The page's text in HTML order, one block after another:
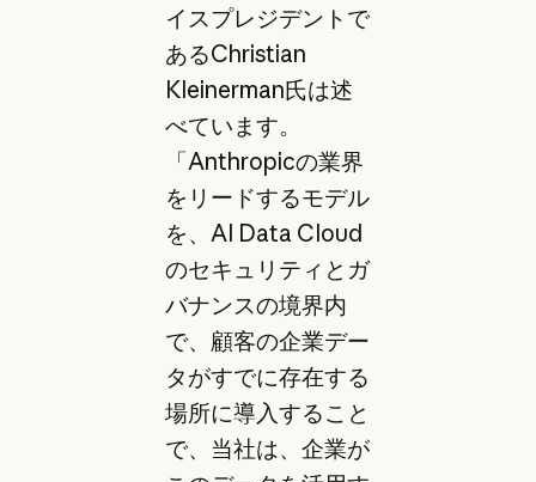
イスプレジデントで
あるChristian
Kleinerman氏は述
べています。
「Anthropicの業界
をリードするモデル
を、AI Data Cloud
のセキュリティとガ
バナンスの境界内
で、顧客の企業デー
タがすでに存在する
場所に導入すること
で、当社は、企業が